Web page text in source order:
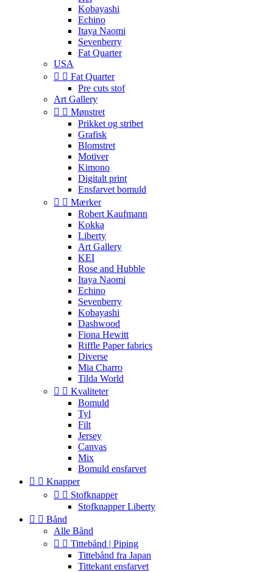
Kobayashi
Echino
Itaya Naomi
Sevenberry
Fat Quarter
USA
  Fat Quarter
Pre cuts stof
Art Gallery
  Mønstret
Prikket og stribet
Grafisk
Blomstret
Motiver
Kimono
Digitalt print
Ensfarvet bomuld
  Mærker
Robert Kaufmann
Kokka
Liberty
Art Gallery
KEI
Rose and Hubble
Itaya Naomi
Echino
Sevenberry
Kobayashi
Dashwood
Fiona Hewitt
Riffle Paper fabrics
Diverse
Mia Charro
Tilda World
  Kvaliteter
Bomuld
Tyl
Filt
Jersey
Canvas
Mix
Bomuld ensfarvet
  Knapper
  Stofknapper
Stofknapper Liberty
  Bånd
Alle Bånd
  Tittebånd | Piping
Tittebånd fra Japan
Tittekant ensfarvet